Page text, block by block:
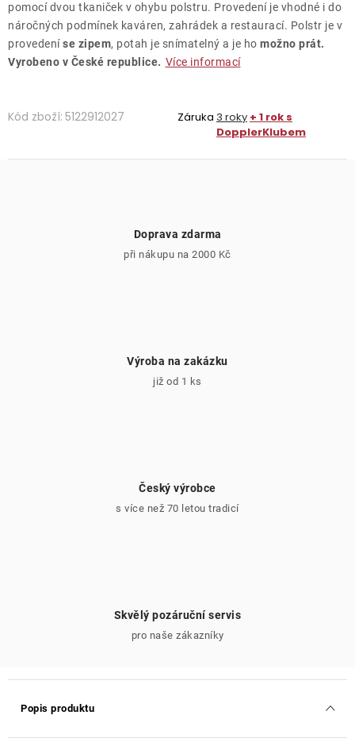
pomocí dvou tkaniček v ohybu polstru. Provedení je vhodné i do
náročných podmínek kaváren, zahrádek a restaurací. Polstr je v
provedeníse zipem, potah je snímatelný a je ho možno prát.
Vyrobeno v České republice. Více informací
Kód zboží: 5122912027 Záruka 3 roky + 1 rok s
DopplerKlubem
Doprava zdarma
při nákupu na 2000 Kč
Výroba na zakázku
již od 1 ks
Český výrobce
s více než 70 letou tradicí
Skvělý pozáruční servis
pro naše zákazníky
Popis produktu